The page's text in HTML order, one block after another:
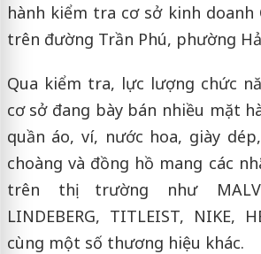
hành kiểm tra cơ sở kinh doanh
trên đường Trần Phú, phường
Qua kiểm tra, lực lượng chức
cơ sở đang bày bán nhiều mặt
quần áo, ví, nước hoa, giày
choàng và đồng hồ mang các
trên thị trường như
LINDEBERG, TITLEIST, NIKE,
cùng một số thương hiệu khác.